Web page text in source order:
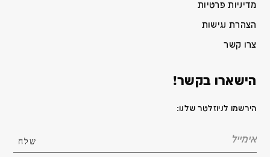
מדיניות פרטיות
הצהרת נגישות
צרו קשר
הישארו בקשר!
הירשמו לניוזלטר שלנו: